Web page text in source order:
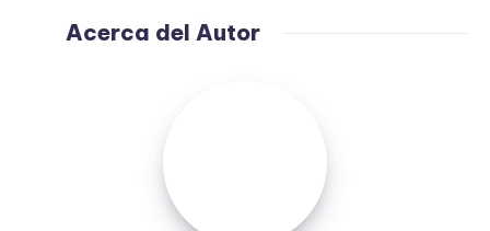
Acerca del Autor